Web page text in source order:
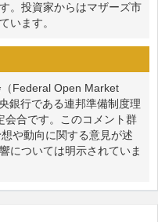
。投資家からはマザーズ市
います。
（Federal Open Market
銀行である連邦準備制度理
合です。このコメント群
や動向に関する意見が述
については明示されていま